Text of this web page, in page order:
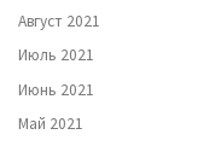
Август 2021
Июль 2021
Июнь 2021
Май 2021